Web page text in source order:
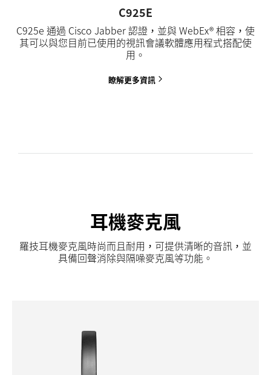
C925E
C925e 通過 Cisco Jabber 認證，並與 WebEx® 相容，使
其可以與您目前已使用的視訊會議軟體應用程式搭配使
用。
瞭解更多資訊
耳機麥克風
羅技耳機麥克風時尚而且耐用，可提供清晰的音訊，並
具備回聲消除與隔噪麥克風等功能。